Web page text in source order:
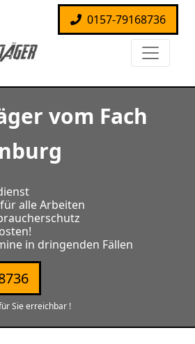
0157-79168736
vom Fach
alle Arbeiten
in dringenden Fällen
Sie erreichbar !